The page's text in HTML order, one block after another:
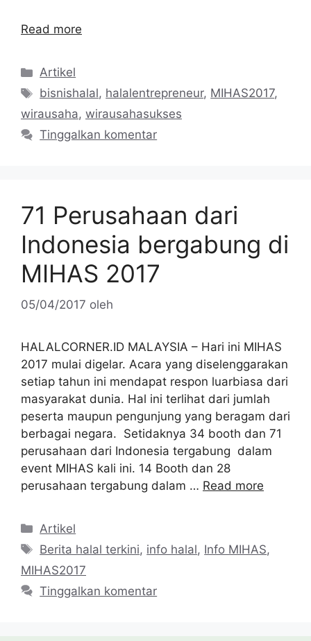
Read more
Kategori
Artikel
Tag
bisnishalal, halalentrepreneur, MIHAS2017,
wirausaha, wirausahasukses
Tinggalkan komentar
71 Perusahaan dari
Indonesia bergabung di
MIHAS 2017
05/04/2017 oleh
HALALCORNER.ID MALAYSIA – Hari ini MIHAS
2017 mulai digelar. Acara yang diselenggarakan
setiap tahun ini mendapat respon luarbiasa dari
masyarakat dunia. Hal ini terlihat dari jumlah
peserta maupun pengunjung yang beragam dari
berbagai negara. Setidaknya 34 booth dan 71
perusahaan dari Indonesia tergabung dalam
event MIHAS kali ini. 14 Booth dan 28
perusahaan tergabung dalam … Read more
Kategori
Artikel
Tag
Berita halal terkini, info halal, Info MIHAS,
MIHAS2017
Tinggalkan komentar